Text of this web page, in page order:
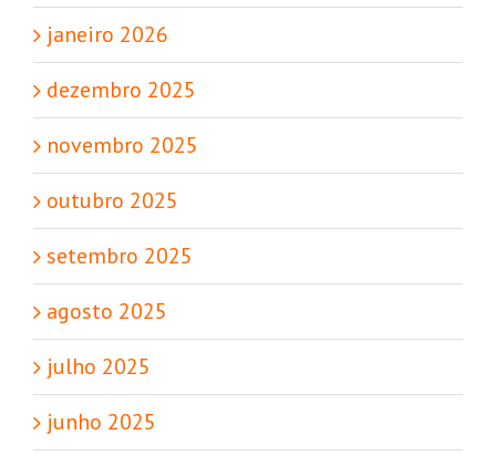
janeiro 2026
dezembro 2025
novembro 2025
outubro 2025
setembro 2025
agosto 2025
julho 2025
junho 2025